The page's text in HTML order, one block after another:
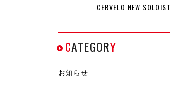
CERVELO NEW SOLOIST
CATEGORY
お知らせ